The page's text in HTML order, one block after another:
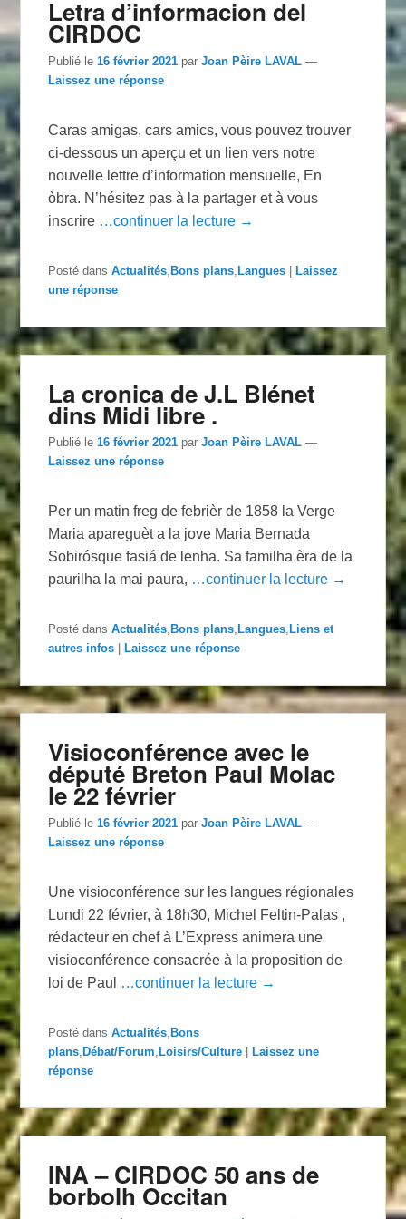
Letra d’informacion del
CIRDOC
Publié le16 février 2021 parJoan Pèire LAVAL —
Laissez une réponse
Caras amigas, cars amics, vous pouvez trouver
ci-dessous un aperçu et un lien vers notre
nouvelle lettre d’information mensuelle, En
òbra. N’hésitez pas à la partager et à vous
inscrire …continuer la lecture →
Posté dans Actualités ,Bons plans ,Langues |Laissez
une réponse
La cronica de J.L Blénet
dins Midi libre .
Publié le16 février 2021 parJoan Pèire LAVAL —
Laissez une réponse
Per un matin freg de febrièr de 1858 la Verge
Maria apareguèt a la jove Maria Bernada
Sobirósque fasiá de lenha. Sa familha èra de la
paurilha la mai paura, …continuer la lecture →
Posté dans Actualités, Bons plans, Langues, Liens et
autres infos
Laissez une réponse
Visioconférence avec le
député Breton Paul Molac
le 22 février
Publié le16 février 2021 parJoan Pèire LAVAL —
Laissez une réponse
Une visioconférence sur les langues régionales
Lundi 22 février, à 18h30, Michel Feltin-Palas ,
rédacteur en chef à L’Express animera une
visioconférence consacrée à la proposition de
loi de Paul …continuer la lecture →
Posté dans Actualités, Bons
plans, Débat/Forum, Loisirs/Culture
Laissez une
réponse
INA – CIRDOC 50 ans de
borbolh Occitan